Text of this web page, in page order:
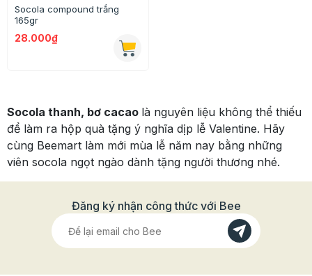
Socola compound trắng
165gr
28.000₫
Socola thanh, bơ cacao là nguyên liệu không thể thiếu
để làm ra hộp quà tặng ý nghĩa dịp lễ Valentine. Hãy
cùng Beemart làm mới mùa lễ năm nay bằng những
viên socola ngọt ngào dành tặng người thương nhé.
Đăng ký nhận công thức với Bee